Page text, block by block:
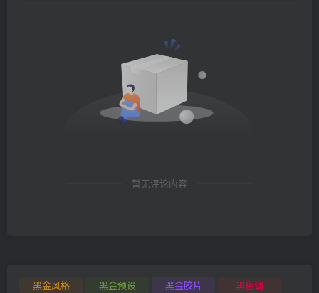
暂无评论内容
黑金风格 黑金预设 黑金胶片
黑色调